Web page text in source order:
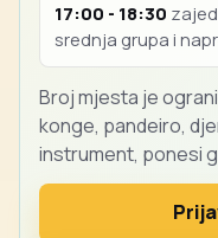
17:00 - 18:30
srednja grupa i
Broj mjesta je
konge, pandeiro,
instrument, ponesi